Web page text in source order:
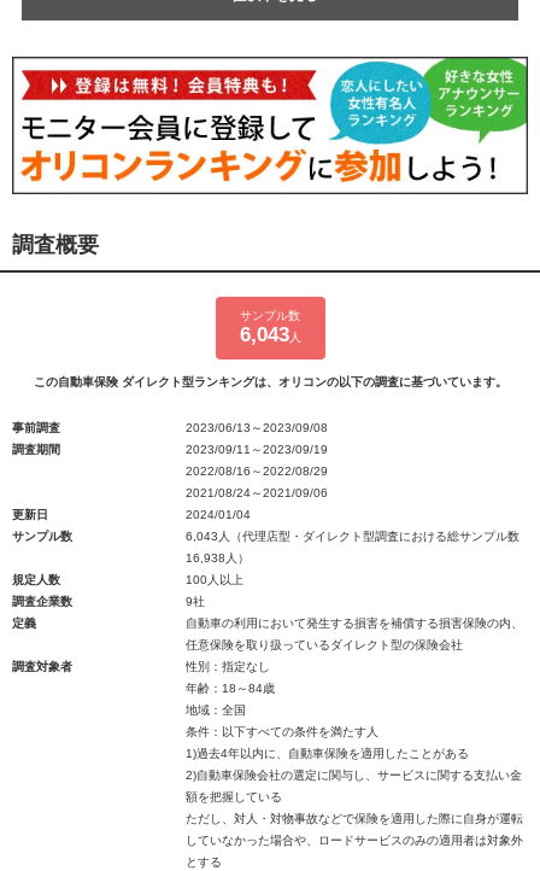
調査概要
サンプル数
6,043人
この自動車保険 ダイレクト型ランキングは、オリコンの以下の調査に基づいています。
事前調査
2023/06/13～2023/09/08
調査期間
2023/09/11～2023/09/19
2022/08/16～2022/08/29
2021/08/24～2021/09/06
更新日
2024/01/04
サンプル数
6,043人（代理店型・ダイレクト型調査における総サンプル数
16,938人）
規定人数
100人以上
調査企業数
9社
定義
自動車の利用において発生する損害を補償する損害保険の内、
任意保険を取り扱っているダイレクト型の保険会社
調査対象者
性別：指定なし
年齢：18～84歳
地域：全国
条件：以下すべての条件を満たす人
1)過去4年以内に、自動車保険を適用したことがある
2)自動車保険会社の選定に関与し、サービスに関する支払い金
額を把握している
ただし、対人・対物事故などで保険を適用した際に自身が運転
していなかった場合や、ロードサービスのみの適用者は対象外
とする